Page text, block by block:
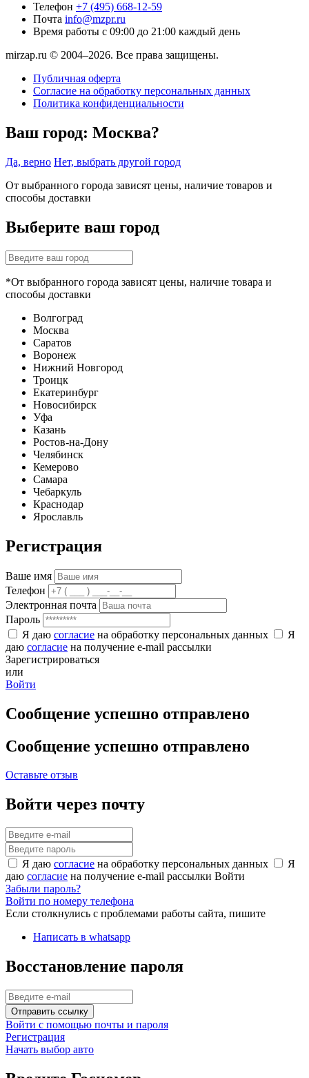
Телефон +7 (495) 668-12-59
Почта info@mzpr.ru
Время работы с 09:00 до 21:00 каждый день
mirzap.ru © 2004–2026. Все права защищены.
Публичная оферта
Согласие на обработку персональных данных
Политика конфиденциальности
Ваш город: Москва?
Да, верно Нет, выбрать другой город
От выбранного города зависят цены, наличие товаров и
способы доставки
Выберите ваш город
*От выбранного города зависят цены, наличие товара и
способы доставки
Волгоград
Москва
Саратов
Воронеж
Нижний Новгород
Троицк
Екатеринбург
Новосибирск
Уфа
Казань
Ростов-на-Дону
Челябинск
Кемерово
Самара
Чебаркуль
Краснодар
Ярославль
Регистрация
Ваше имя
Телефон
Электронная почта
Пароль
Я даю согласие на обработку персональных данных
Я
даю согласие на получение e-mail рассылки
Зарегистрироваться
или
Войти
Сообщение успешно отправлено
Сообщение успешно отправлено
Оставьте отзыв
Войти через почту
Я даю согласие на обработку персональных данных
Я
даю согласие на получение e-mail рассылки Войти
Забыли пароль?
Войти по номеру телефона
Если столкнулись с проблемами работы сайта, пишите
Написать в whatsapp
Восстановление пароля
Отправить ссылку
Войти с помощью почты и пароля
Регистрация
Начать выбор авто